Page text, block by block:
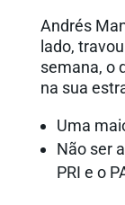
Andrés
lado,
semana, o
na sua
Uma
Não ser
PRI e o